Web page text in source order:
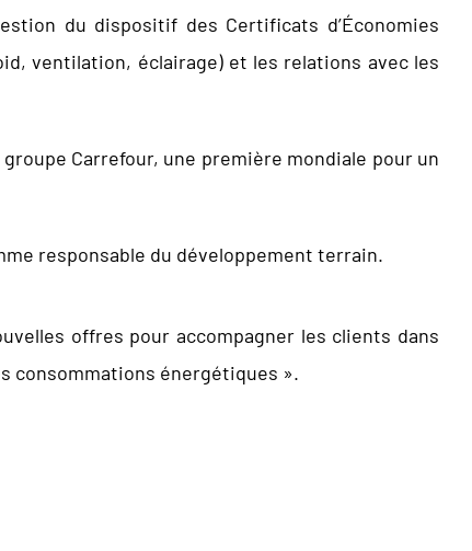
du dispositif des Certificats d’Économies
ventilation, éclairage) et les relations avec les
Carrefour, une première mondiale pour un
responsable du développement terrain.
offres pour accompagner les clients dans
consommations énergétiques ».